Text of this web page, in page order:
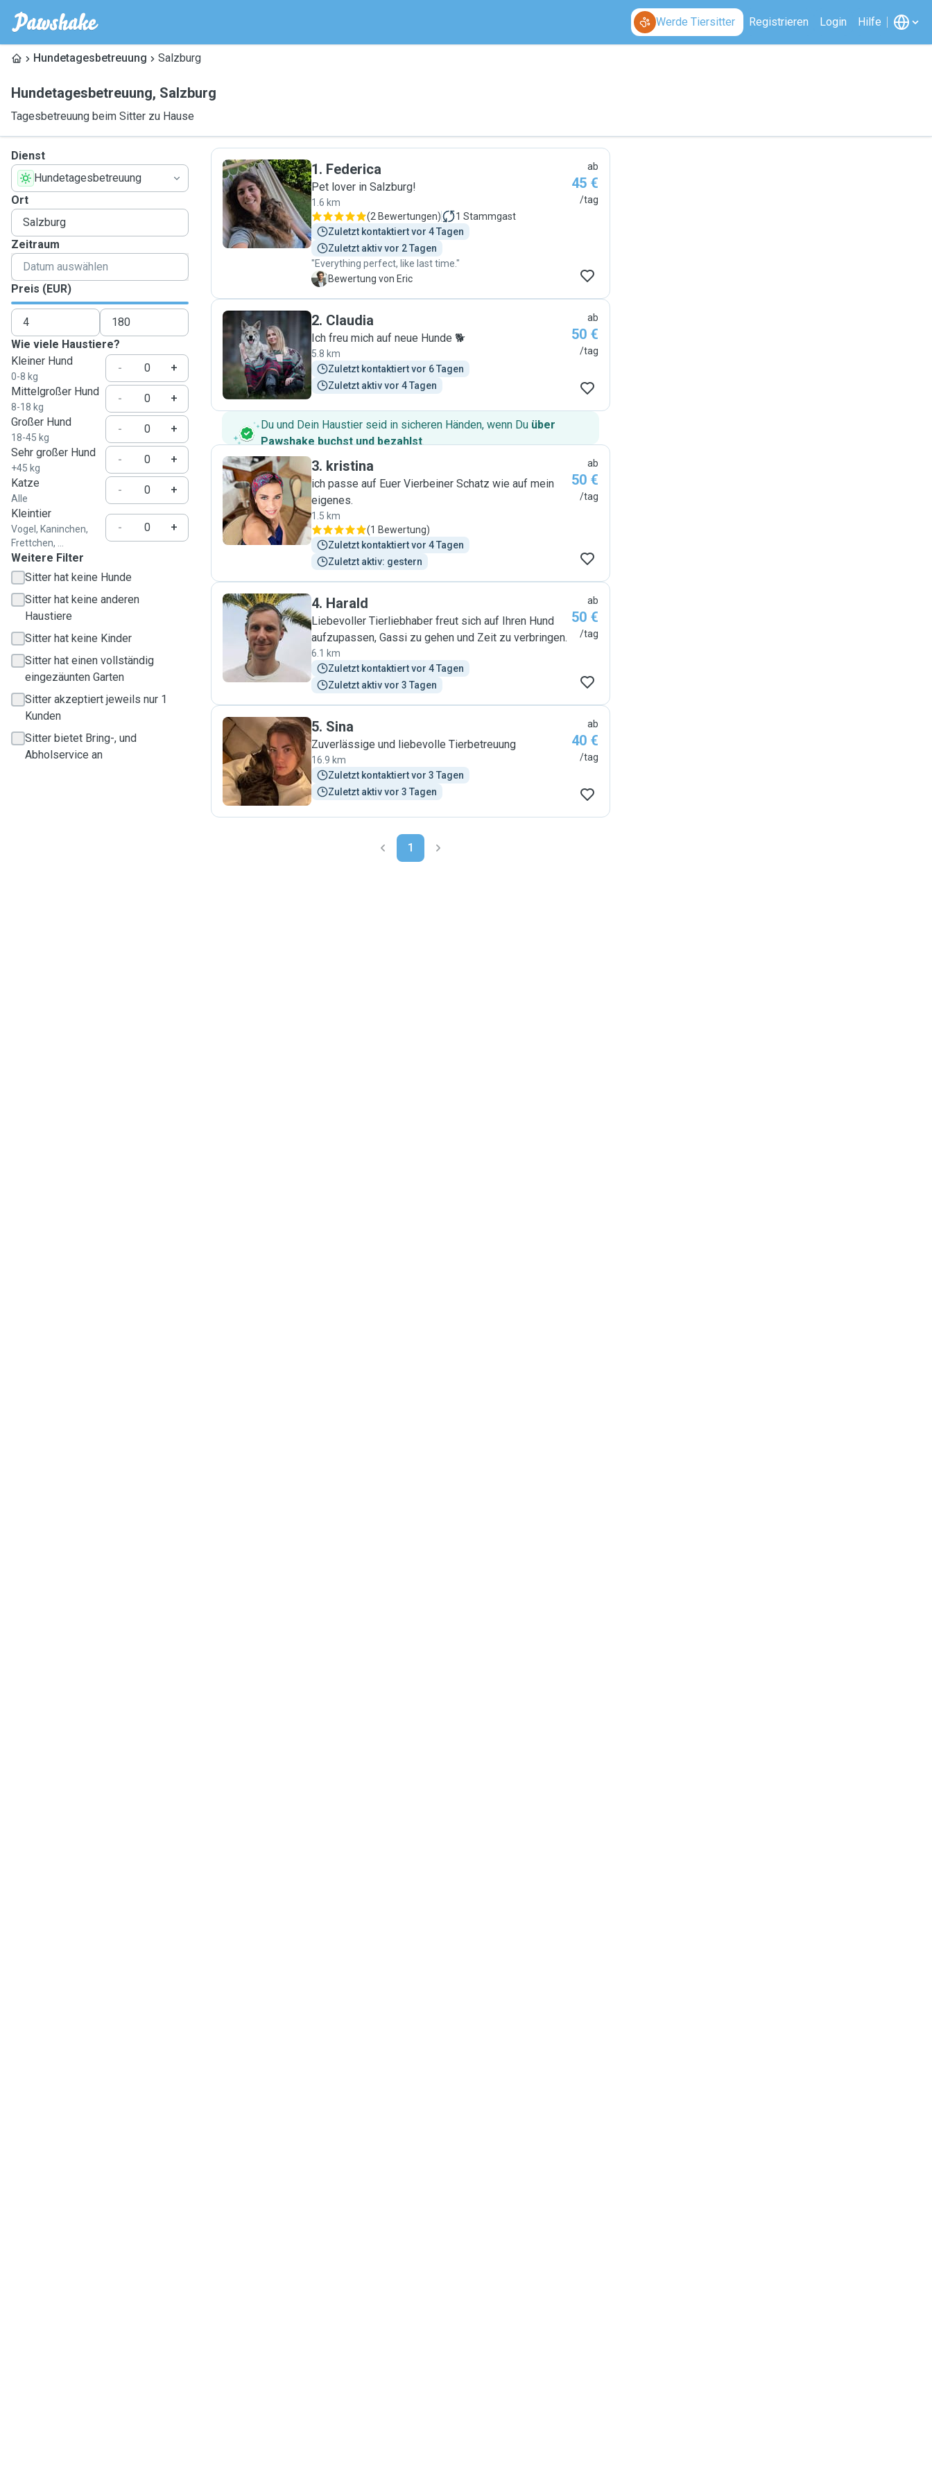
Werde Tiersitter Registrieren Login Hilfe
Hundetagesbetreuung Salzburg
Hundetagesbetreuung, Salzburg
Tagesbetreuung beim Sitter zu Hause
Dienst
Hundetagesbetreuung
Ort
Zeitraum
Preis (EUR)
Wie viele Haustiere?
Kleiner Hund
0-8 kg
-
+
Mittelgroßer Hund
8-18 kg
-
+
Großer Hund
18-45 kg
-
+
Sehr großer Hund
+45 kg
-
+
Katze
Alle
-
+
Kleintier
Vogel, Kaninchen,
Frettchen, ...
- +
Weitere Filter
Sitter hat keine Hunde
Sitter hat keine anderen
Haustiere
Sitter hat keine Kinder
Sitter hat einen vollständig
eingezäunten Garten
Sitter akzeptiert jeweils nur 1
Kunden
Sitter bietet Bring-, und
Abholservice an
F
1. Federica
Pet lover in Salzburg!
1.6 km
(2 Bewertungen) 1 Stammgast
Zuletzt kontaktiert vor 4 Tagen
Zuletzt aktiv vor 2 Tagen
"Everything perfect, like last time."
E
Bewertung von Eric
ab
45 €
/tag
C
2. Claudia
Ich freu mich auf neue Hunde 🐕
5.8 km
Zuletzt kontaktiert vor 6 Tagen
Zuletzt aktiv vor 4 Tagen
ab
50 €
/tag
Du und Dein Haustier seid in sicheren Händen, wenn Du über
Pawshake buchst und bezahlst.
K
3. kristina
ich passe auf Euer Vierbeiner Schatz wie auf mein
eigenes.
1.5 km
(1 Bewertung)
Zuletzt kontaktiert vor 4 Tagen
Zuletzt aktiv: gestern
ab
50 €
/tag
H
4. Harald
Liebevoller Tierliebhaber freut sich auf Ihren Hund
aufzupassen, Gassi zu gehen und Zeit zu verbringen.
6.1 km
Zuletzt kontaktiert vor 4 Tagen
Zuletzt aktiv vor 3 Tagen
ab
50 €
/tag
S
5. Sina
Zuverlässige und liebevolle Tierbetreuung
16.9 km
Zuletzt kontaktiert vor 3 Tagen
Zuletzt aktiv vor 3 Tagen
ab
40 €
/tag
1